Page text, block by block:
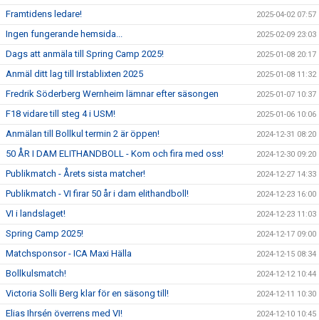
Framtidens ledare! 2025-04-02 07:57
Ingen fungerande hemsida... 2025-02-09 23:03
Dags att anmäla till Spring Camp 2025! 2025-01-08 20:17
Anmäl ditt lag till Irstablixten 2025 2025-01-08 11:32
Fredrik Söderberg Wernheim lämnar efter säsongen 2025-01-07 10:37
F18 vidare till steg 4 i USM! 2025-01-06 10:06
Anmälan till Bollkul termin 2 är öppen! 2024-12-31 08:20
50 ÅR I DAM ELITHANDBOLL - Kom och fira med oss! 2024-12-30 09:20
Publikmatch - Årets sista matcher! 2024-12-27 14:33
Publikmatch - VI firar 50 år i dam elithandboll! 2024-12-23 16:00
VI i landslaget! 2024-12-23 11:03
Spring Camp 2025! 2024-12-17 09:00
Matchsponsor - ICA Maxi Hälla 2024-12-15 08:34
Bollkulsmatch! 2024-12-12 10:44
Victoria Solli Berg klar för en säsong till! 2024-12-11 10:30
Elias Ihrsén överrens med VI! 2024-12-10 10:45